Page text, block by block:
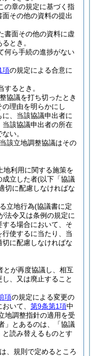
の章の規定に基づく指
その他の資料の提出
書面その他の資料に虚
とき。
何ら手続の進捗がない
項の規定による合意に
るとき。
協議を打ち切ったとき
理由を明らかにし
、当該協議申出者に
当該協議申出者の所在
い。
該立地調整協議はその
地利用に関する施策を
成立した者(以下「協議
切に配慮しなければな
立地行為(協議書に定
法令又は条例の規定に
る場合において、そ
使するに当たり、当
に配慮しなければな
とが再度協議し、相互
、又は廃止すること
項の規定による変更の
いて、 第9条第1項中
地調整指針の適用を受
」とあるのは、「協議
読み替えるものとす
、規則で定めるところ